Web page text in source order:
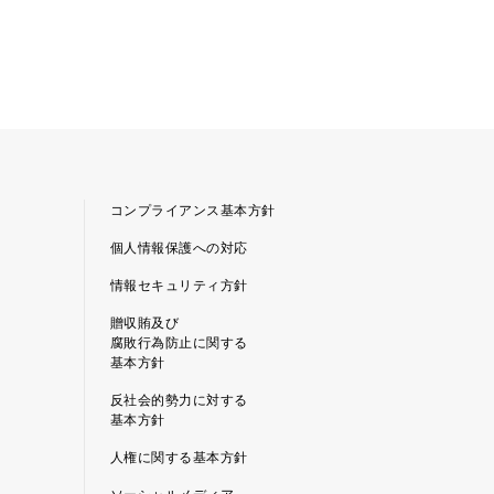
コンプライアンス基本方針
個人情報保護への対応
情報セキュリティ方針
贈収賄及び
腐敗行為防止に関する
基本方針
反社会的勢力に対する
基本方針
人権に関する基本方針